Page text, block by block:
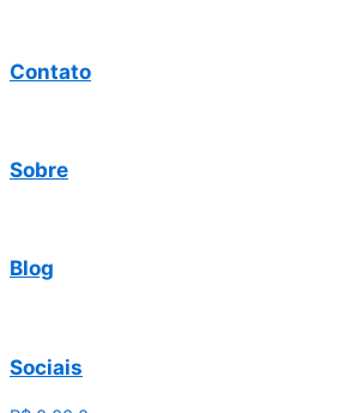
Contato
Sobre
Blog
Sociais